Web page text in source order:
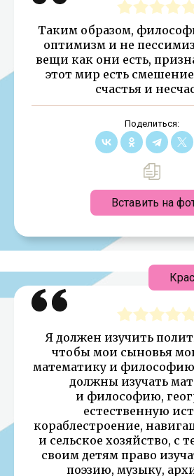
Таким образом,
оптимизм и не
вещи как они есть,
этот мир есть
счастья и
Поделиться:
Вставить на
Я должен изучить
чтобы мои сыновья
математику и
должны изучать
и философию,
естественную
кораблестроение,
и сельское хозяйство, с
своим детям право
поэзию, музыку,